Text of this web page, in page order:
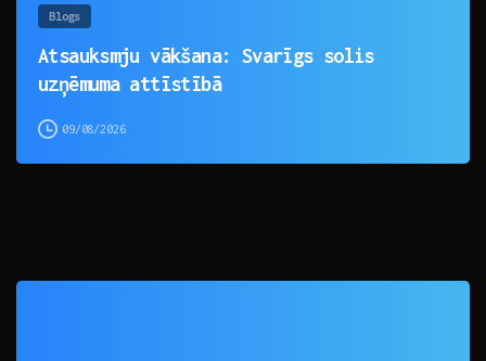
Blogs
Atsauksmju vākšana: Svarīgs solis
uzņēmuma attīstībā
09/08/2026